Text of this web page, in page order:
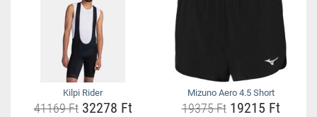
Kilpi Rider
41169 Ft32278 Ft
Mizuno Aero 4.5 Short
19375 Ft19215 Ft